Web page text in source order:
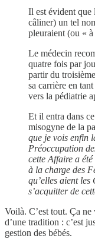
Il est évident que
câliner) un tel
pleuraient (ou «
Le médecin
quatre fois par
partir du
sa carrière en
vers la pédiatrie
Et il entra dans
misogyne de la
que je vois enfin
Préoccupation
cette Affaire a
à la charge des
qu’elles aient
s’acquitter de
Voilà. C’est tout. Ça
d’une tradition : c’est
gestion des bébés.